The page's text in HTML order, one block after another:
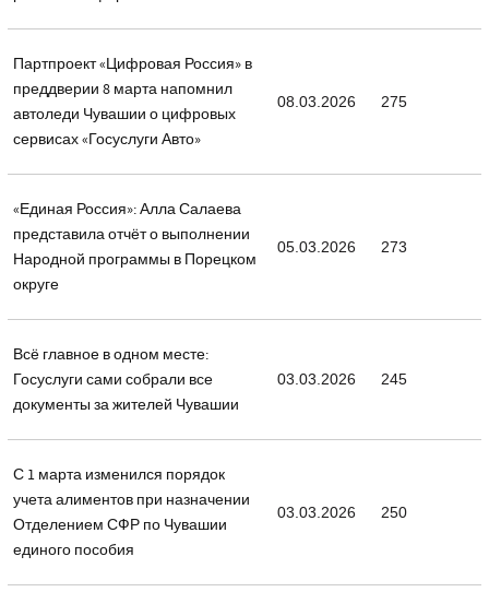
Партпроект «Цифровая Россия» в
преддверии 8 марта напомнил
автоледи Чувашии о цифровых
сервисах «Госуслуги Авто»
08.03.2026 275
«Единая Россия»: Алла Салаева
представила отчёт о выполнении
Народной программы в Порецком
округе
05.03.2026 273
Всё главное в одном месте:
Госуслуги сами собрали все
документы за жителей Чувашии
03.03.2026 245
С 1 марта изменился порядок
учета алиментов при назначении
Отделением СФР по Чувашии
единого пособия
03.03.2026 250